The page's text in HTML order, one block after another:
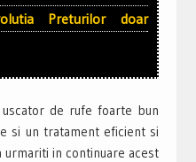
Preturilor
doar
de rufe foarte bun
si un tratament eficient si
urmariti in continuare acest